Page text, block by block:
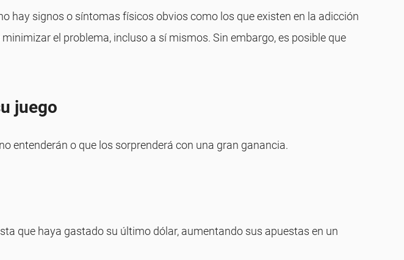
hay signos o síntomas físicos obvios como los que existen en la adicción
el problema, incluso a sí mismos. Sin embargo, es posible que
juego
entenderán o que los sorprenderá con una gran ganancia.
que haya gastado su último dólar, aumentando sus apuestas en un